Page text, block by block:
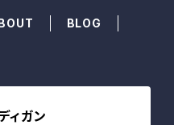
BLOG
ィガン